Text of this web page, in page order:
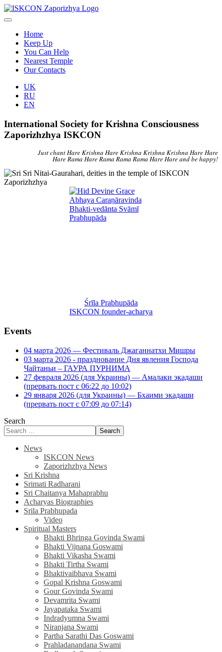
Home
Keep Up
You Can Help
Nearest Temple
Our Contacts
UK
RU
EN
International Society for Krishna Consciousness
Zaporizhzhya ISKCON
Just chant Hare Krishna Hare Krishna Krishna Krishna Hare Hare
Hare Rama Hare Rama Rama Rama Hare Hare and be happy!
Śrīla Prabhupāda
ISKCON founder-acharya
Events
04 марта 2026 — Фестиваль Джаганнатхи Мишры
03 марта 2026 - празднование Дня явления Господа
Чайтаньи – ГАУРА ПУРНИМА
27 февраля 2026 (для Украины) — Амалаки экадаши
(прервать пост с 06:22 до 10:02)
29 января 2026 (для Украины) — Бхаими экадаши
(прервать пост с 07:09 до 07:14)
Search
Search
News
ISKCON News
Zaporizhzhya News
Sri Krishna
Srimati Radharani
Sri Chaitanya Mahaprabhu
Acharyas Biographies
Srila Prabhupada
Video
Spiritual Masters
Bhakti Bhringa Govinda Swami
Bhakti Vijnana Goswami
Bhakti Vikasha Swami
Bhakti Tirtha Swami
Bhaktivaibhava Swami
Gopal Krishna Goswami
Gour Govinda Swami
Devamrita Swami
Jayapataka Swami
Indradyumna Swami
Niranjana Swami
Partha Sarathi Das Goswami
Prahladanandana Swami